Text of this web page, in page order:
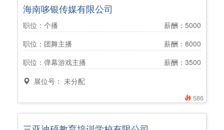
586
海南哆银传媒有限公司
职位：个播
薪酬：5000
职位：团舞主播
薪酬：8000
职位：弹幕游戏主播
薪酬：3500
展位号： 未分配